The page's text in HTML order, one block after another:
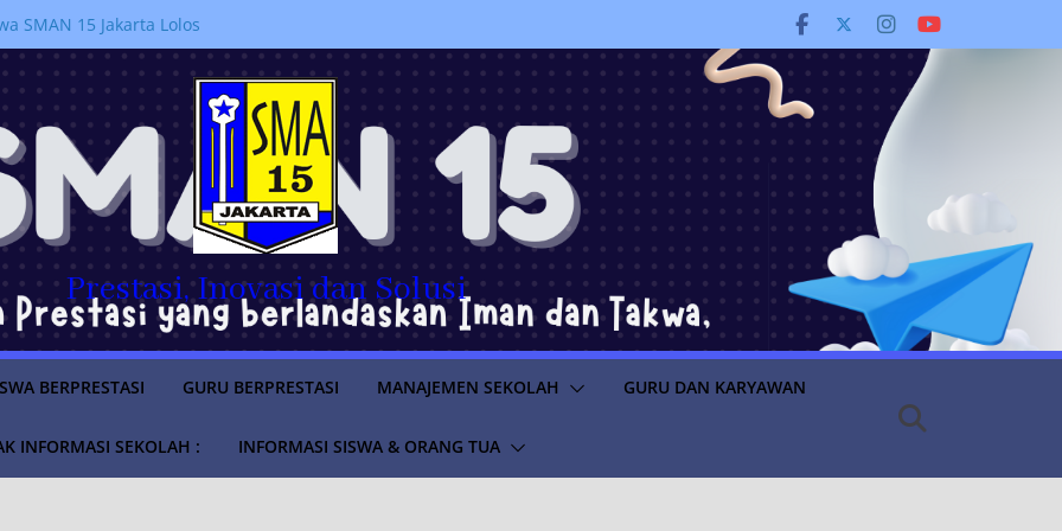
Sejarah Pemerintahan di
untuk Anak Sekolah”
SMAN 15 Jakarta Lolos
Tinggi Negeri Tahun
MURID
2026/2027
TAHUN AJARAN
Prestasi, Inovasi dan Solusi
BERPRESTASI GURU BERPRESTASI MANAJEMEN SEKOLAH GURU DAN KARYAWAN
INFORMASI SEKOLAH : INFORMASI SISWA & ORANG TUA